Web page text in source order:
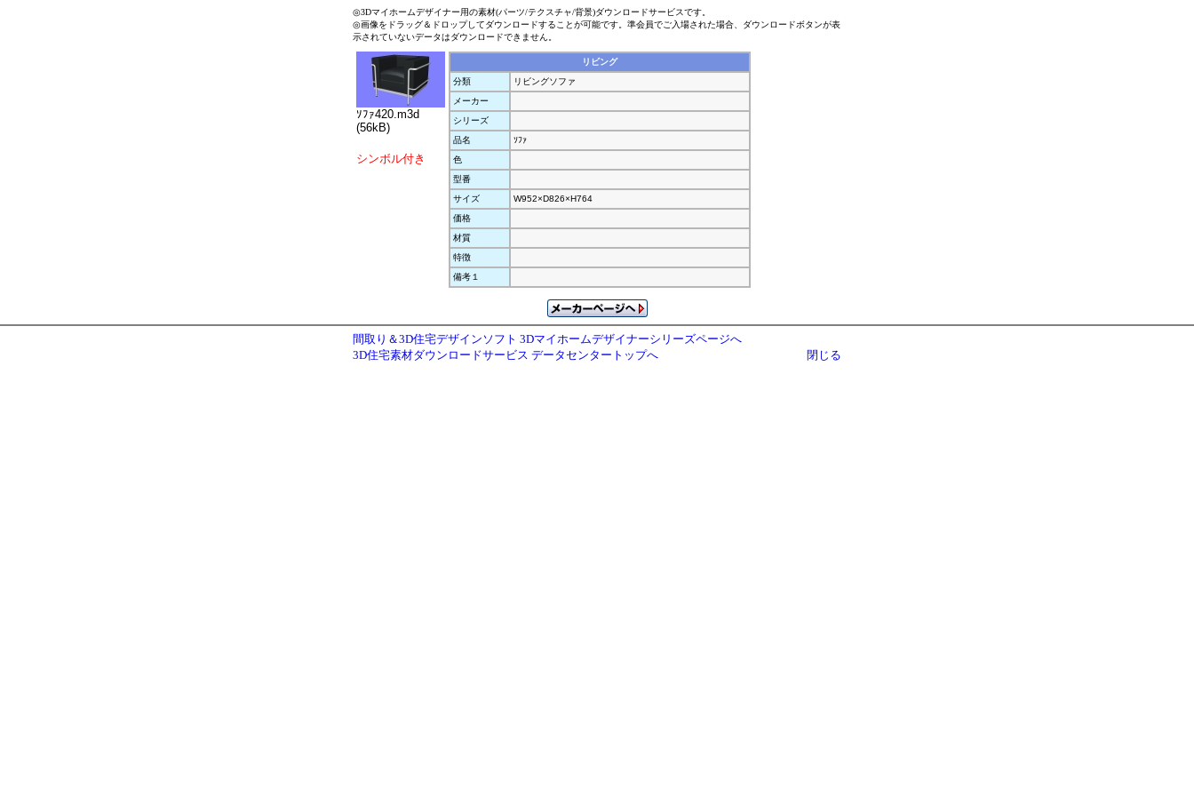
◎3Dマイホームデザイナー用の素材(パーツ/テクスチャ/背景)ダウンロードサービスです。
◎画像をドラッグ＆ドロップしてダウンロードすることが可能です。準会員でご入場された場合、ダウンロードボタンが表
示されていないデータはダウンロードできません。
ｿﾌｧ420.m3d
(56kB)
シンボル付き
リビング
分類
リビングソファ
メーカー
シリーズ
品名
ｿﾌｧ
色
型番
サイズ
W952×D826×H764
価格
材質
特徴
備考１
間取り＆3D住宅デザインソフト 3Dマイホームデザイナーシリーズページへ
3D住宅素材ダウンロードサービス データセンタートップへ
閉じる